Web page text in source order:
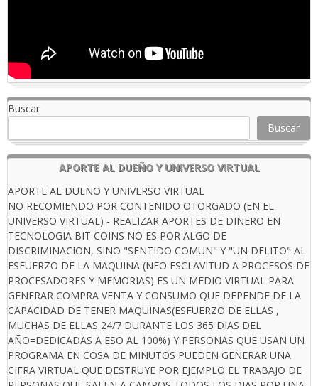
Buscar
Buscar
APORTE AL DUEÑO Y UNIVERSO VIRTUAL
APORTE AL DUEÑO Y UNIVERSO VIRTUAL
NO RECOMIENDO POR CONTENIDO OTORGADO (EN EL
UNIVERSO VIRTUAL) - REALIZAR APORTES DE DINERO EN
TECNOLOGIA BIT COINS NO ES POR ALGO DE
DISCRIMINACION, SINO "SENTIDO COMUN" Y "UN DELITO" AL
ESFUERZO DE LA MAQUINA (NEO ESCLAVITUD A PROCESOS DE
PROCESADORES Y MEMORIAS) ES UN MEDIO VIRTUAL PARA
GENERAR COMPRA VENTA Y CONSUMO QUE DEPENDE DE LA
CAPACIDAD DE TENER MAQUINAS(ESFUERZO DE ELLAS ,
MUCHAS DE ELLAS 24/7 DURANTE LOS 365 DIAS DEL
AÑO=DEDICADAS A ESO AL 100%) Y PERSONAS QUE USAN UN
PROGRAMA EN COSA DE MINUTOS PUEDEN GENERAR UNA
CIFRA VIRTUAL QUE DESTRUYE POR EJEMPLO EL TRABAJO DE